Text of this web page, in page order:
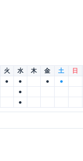
火 水 木 金 土 日
● ● ●
●
●
●